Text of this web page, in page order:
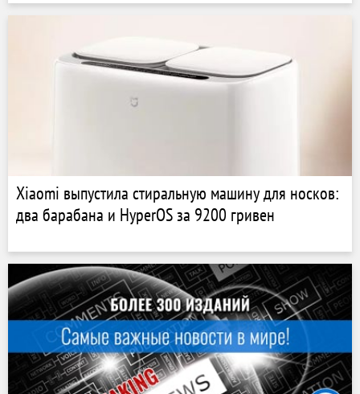
Xiaomi выпустила стиральную машину для носков:
два барабана и HyperOS за 9200 гривен